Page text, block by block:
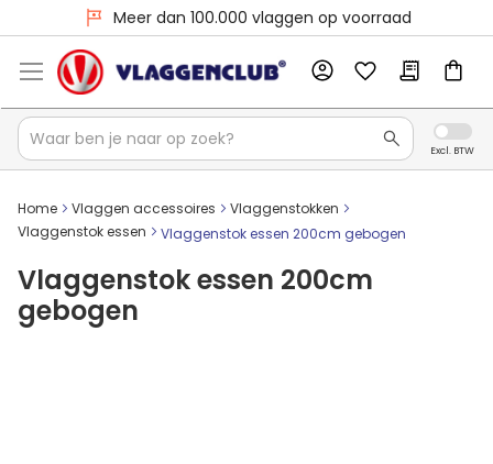
Meer dan 100.000 vlaggen op voorraad
Home Vlaggen accessoires
Vlaggenstokken
Vlaggenstok essen
Vlaggenstok essen 200cm gebogen
Vlaggenstok essen 200cm
gebogen